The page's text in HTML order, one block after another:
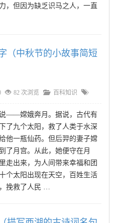
，但因为缺乏识马之人，一直
（中秋节的小故事简短
82 次浏览 百科知识
——嫦娥奔月。据说，古代有
了九个太阳，救了人类于水深
他一瓶仙药。但后羿的妻子嫦
了月宫。从此，她便守在月
走出来，为人间带来幸福和团
个太阳出现在天空，百姓生活
挽救了人民 …